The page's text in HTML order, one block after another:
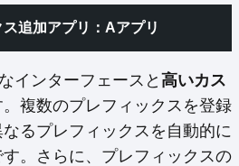
追加アプリ：Aアプリ
インターフェースと 高いカス
複数のプレフィックスを登録
るプレフィックスを自動的に
。さらに、プレフィックスの